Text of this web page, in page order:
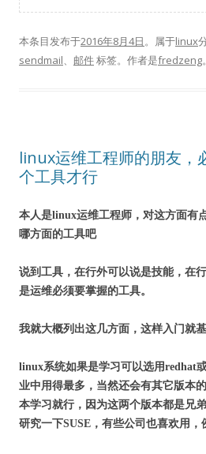
本条目发布于2016年8月4日。属于linux
sendmail、 邮件标签。 作者是fredzeng。
linux运维工程师的朋友，
个工具才行
本人是linux运维工程师，对这方面有
哪方面的工具吧
说到工具，在行外可以说是技能，在
是运维必须要掌握的工具。
我就大概列出这几方面，这样入门就基
linux系统如果是学习可以选用redhat
业中用得最多，当然还会有其它版本
本学习就行，因为这两个版本都是兄
研究一下SUSE，有些公司也喜欢用，